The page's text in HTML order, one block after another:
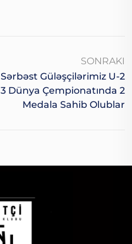
SONRAKI
Sərbəst Güləşçilərimiz U-2
3 Dünya Çempionatında 2
Medala Sahib Olublar